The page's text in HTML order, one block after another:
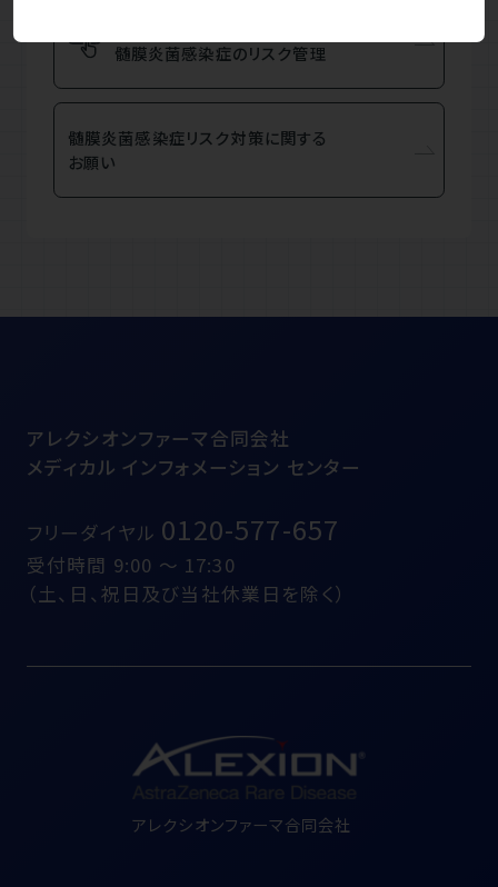
髄膜炎菌感染症のリスク管理
髄膜炎菌感染症リスク対策に関する
お願い
アレクシオンファーマ合同会社
メディカル インフォメーション センター
フリーダイヤル 0120-577-657
受付時間 9:00 ～ 17:30
（土、日、祝日及び当社休業日を除く）
アレクシオンファーマ合同会社